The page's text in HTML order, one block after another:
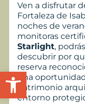
Abrir barra de
Ven a disfrutar
Fortaleza de
noches de
monitoras
Starlight,
descubrir por
reserva
una
patrimonio
entorno